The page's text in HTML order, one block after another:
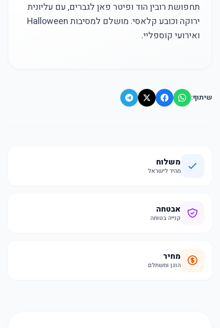
תחפושת רובין הוד ופיטר פאן לגברים, עם עליונית
ירוקה וכובע קלאסי. מושלם למסיבות Halloween
ואירועי קוספליי.
שיתוף:
משלוח
מהיר לישראל
אבטחה
קנייה בטוחה
מחיר
הוגן ומשתלם